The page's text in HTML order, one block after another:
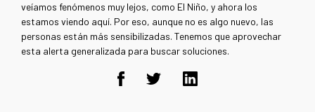
veíamos fenómenos muy lejos, como El Niño, y ahora los
estamos viendo aquí. Por eso, aunque no es algo nuevo, las
personas están más sensibilizadas. Tenemos que aprovechar
esta alerta generalizada para buscar soluciones.